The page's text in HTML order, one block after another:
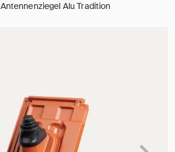
Antennenziegel Alu Tradition